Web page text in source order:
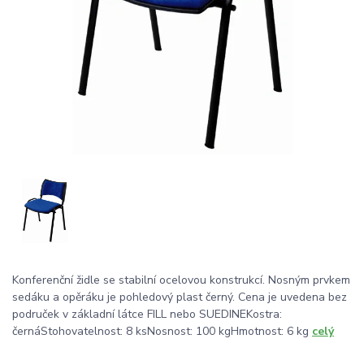
Konferenční židle se stabilní ocelovou konstrukcí. Nosným prvkem
sedáku a opěráku je pohledový plast černý. Cena je uvedena bez
područek v základní látce FILL nebo SUEDINEKostra:
černáStohovatelnost: 8 ksNosnost: 100 kgHmotnost: 6 kg celý